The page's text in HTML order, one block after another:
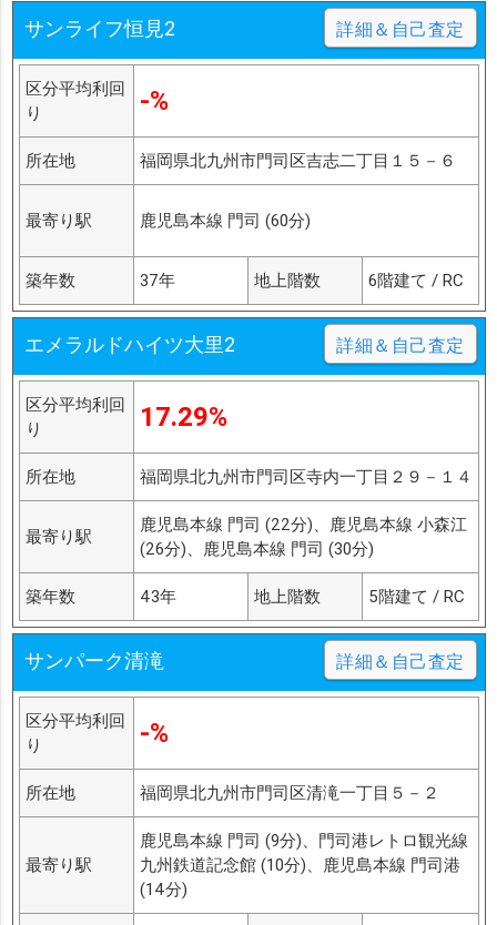
サンライフ恒見2 詳細＆自己査定
区分平均利回
り
-%
所在地 福岡県北九州市門司区吉志二丁目１５－６
最寄り駅 鹿児島本線 門司 (60分)
築年数 37年 地上階数 6階建て / RC
エメラルドハイツ大里2 詳細＆自己査定
区分平均利回
り
17.29%
所在地 福岡県北九州市門司区寺内一丁目２９－１４
最寄り駅
鹿児島本線 門司 (22分)、鹿児島本線 小森江
(26分)、鹿児島本線 門司 (30分)
築年数 43年 地上階数 5階建て / RC
サンパーク清滝 詳細＆自己査定
区分平均利回
り
-%
所在地 福岡県北九州市門司区清滝一丁目５－２
最寄り駅
鹿児島本線 門司 (9分)、門司港レトロ観光線
九州鉄道記念館 (10分)、鹿児島本線 門司港
(14分)